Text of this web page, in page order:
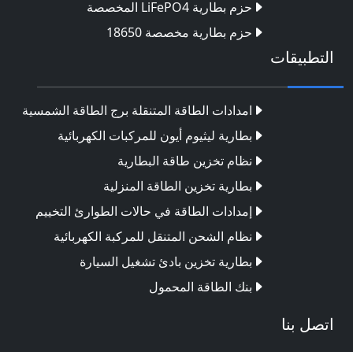
حزم بطارية LiFePO4 المخصصة
حزم بطارية مخصصة 18650
التطبيقات
امدادات الطاقة المتنقلة برج الطاقة الشمسية
بطارية ليثيوم أيون للمركبات الكهربائية
نظام تخزين طاقة البطارية
بطارية تخزين الطاقة المنزلية
إمدادات الطاقة في حالات الطوارئ التخييم
نظام الشحن المتنقل للمركبة الكهربائية
بطارية تخزين بادئ تشغيل السيارة
بنك الطاقة المحمول
اتصل بنا